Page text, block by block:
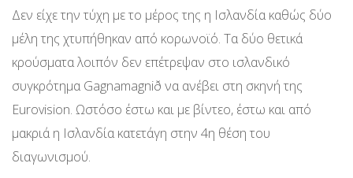
Δεν είχε την τύχη με το μέρος της η Ισλανδία καθώς δύο
μέλη της χτυπήθηκαν από κορωνοϊό. Τα δύο θετικά
κρούσματα λοιπόν δεν επέτρεψαν στο ισλανδικό
συγκρότημα Gagnamagnið να ανέβει στη σκηνή της
Eurovision. Ωστόσο έστω και με βίντεο, έστω και από
μακριά η Ισλανδία κατετάγη στην 4η θέση του
διαγωνισμού.